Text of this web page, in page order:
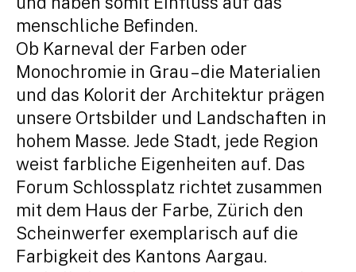
menschliche Befinden.
Ob Karneval der Farben oder
Monochromie in Grau – die Materialien
und das Kolorit der Architektur prägen
unsere Ortsbilder und Landschaften in
hohem Masse. Jede Stadt, jede Region
weist farbliche Eigenheiten auf. Das
Forum Schlossplatz richtet zusammen
mit dem Haus der Farbe, Zürich den
Scheinwerfer exemplarisch auf die
Farbigkeit des Kantons Aargau.